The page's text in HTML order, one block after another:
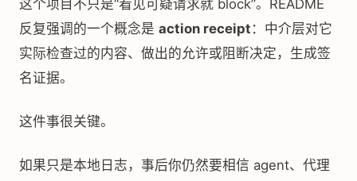
这个项目不只是“看见可疑请求就 block”。README
反复强调的一个概念是 action receipt ：中介层对它
实际检查过的内容、做出的允许或阻断决定，生成签
名证据。
这件事很关键。
如果只是本地日志，事后你仍然要相信 agent、代理